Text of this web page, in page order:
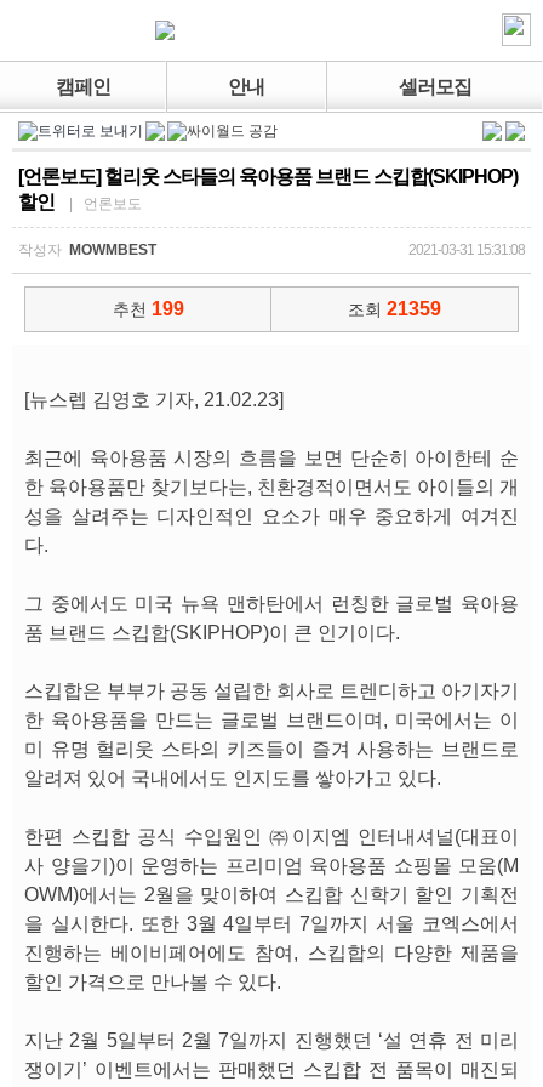
캠페인 안내 셀러모집
[언론보도] 헐리웃 스타들의 육아용품 브랜드 스킵합(SKIPHOP)
할인
| 언론보도
작성자 MOWMBEST 2021-03-31 15:31:08
추천 199 조회 21359
[뉴스렙 김영호 기자, 21.02.23]
최근에 육아용품 시장의 흐름을 보면 단순히 아이한테 순
한 육아용품만 찾기보다는, 친환경적이면서도 아이들의 개
성을 살려주는 디자인적인 요소가 매우 중요하게 여겨진
다.
그 중에서도 미국 뉴욕 맨하탄에서 런칭한 글로벌 육아용
품 브랜드 스킵합(SKIPHOP)이 큰 인기이다.
스킵합은 부부가 공동 설립한 회사로 트렌디하고 아기자기
한 육아용품을 만드는 글로벌 브랜드이며, 미국에서는 이
미 유명 헐리웃 스타의 키즈들이 즐겨 사용하는 브랜드로
알려져 있어 국내에서도 인지도를 쌓아가고 있다.
한편 스킵합 공식 수입원인 ㈜이지엠 인터내셔널(대표이
사 양을기)이 운영하는 프리미엄 육아용품 쇼핑몰 모움(M
OWM)에서는 2월을 맞이하여 스킵합 신학기 할인 기획전
을 실시한다. 또한 3월 4일부터 7일까지 서울 코엑스에서
진행하는 베이비페어에도 참여, 스킵합의 다양한 제품을
할인 가격으로 만나볼 수 있다.
지난 2월 5일부터 2월 7일까지 진행했던 ‘설 연휴 전 미리
쟁이기’ 이벤트에서는 판매했던 스킵합 전 품목이 매진되